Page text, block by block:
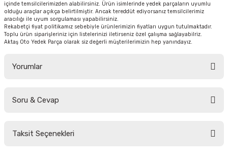
içinde temsilcilerimizden alabilirsiniz. Ürün isimlerinde yedek parçaların uyumlu
olduğu araçlar açıkça belirtilmiştir. Ancak tereddüt ediyorsanız temsilcilerimiz
aracılığı ile uyum sorgulaması yapabilirsiniz.
Rekabetçi fiyat politikamız sebebiyle ürünlerimizin fiyatları uygun tutulmaktadır.
Toplu ürün siparişleriniz için listelerinizi iletirseniz özel çalışma sağlayabilriz.
Aktaş Oto Yedek Parça olarak siz değerli müşterilerimizin hep yanındayız.
Yorumlar
Soru & Cevap
Taksit Seçenekleri